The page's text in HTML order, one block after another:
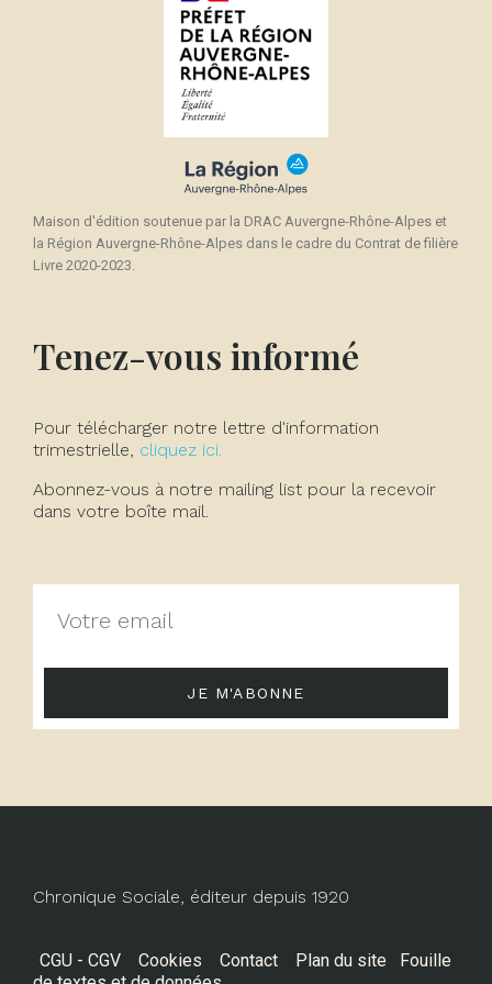
Maison d'édition soutenue par la DRAC Auvergne-Rhône-Alpes et
la Région Auvergne-Rhône-Alpes dans le cadre du Contrat de filière
Livre 2020-2023.
Tenez-vous informé
Pour télécharger notre lettre d'information
trimestrielle, cliquez ici.
Abonnez-vous à notre mailing list pour la recevoir
dans votre boîte mail.
JE M'ABONNE
Chronique Sociale, éditeur depuis 1920
CGU - CGV Cookies Contact Plan du site
Fouille